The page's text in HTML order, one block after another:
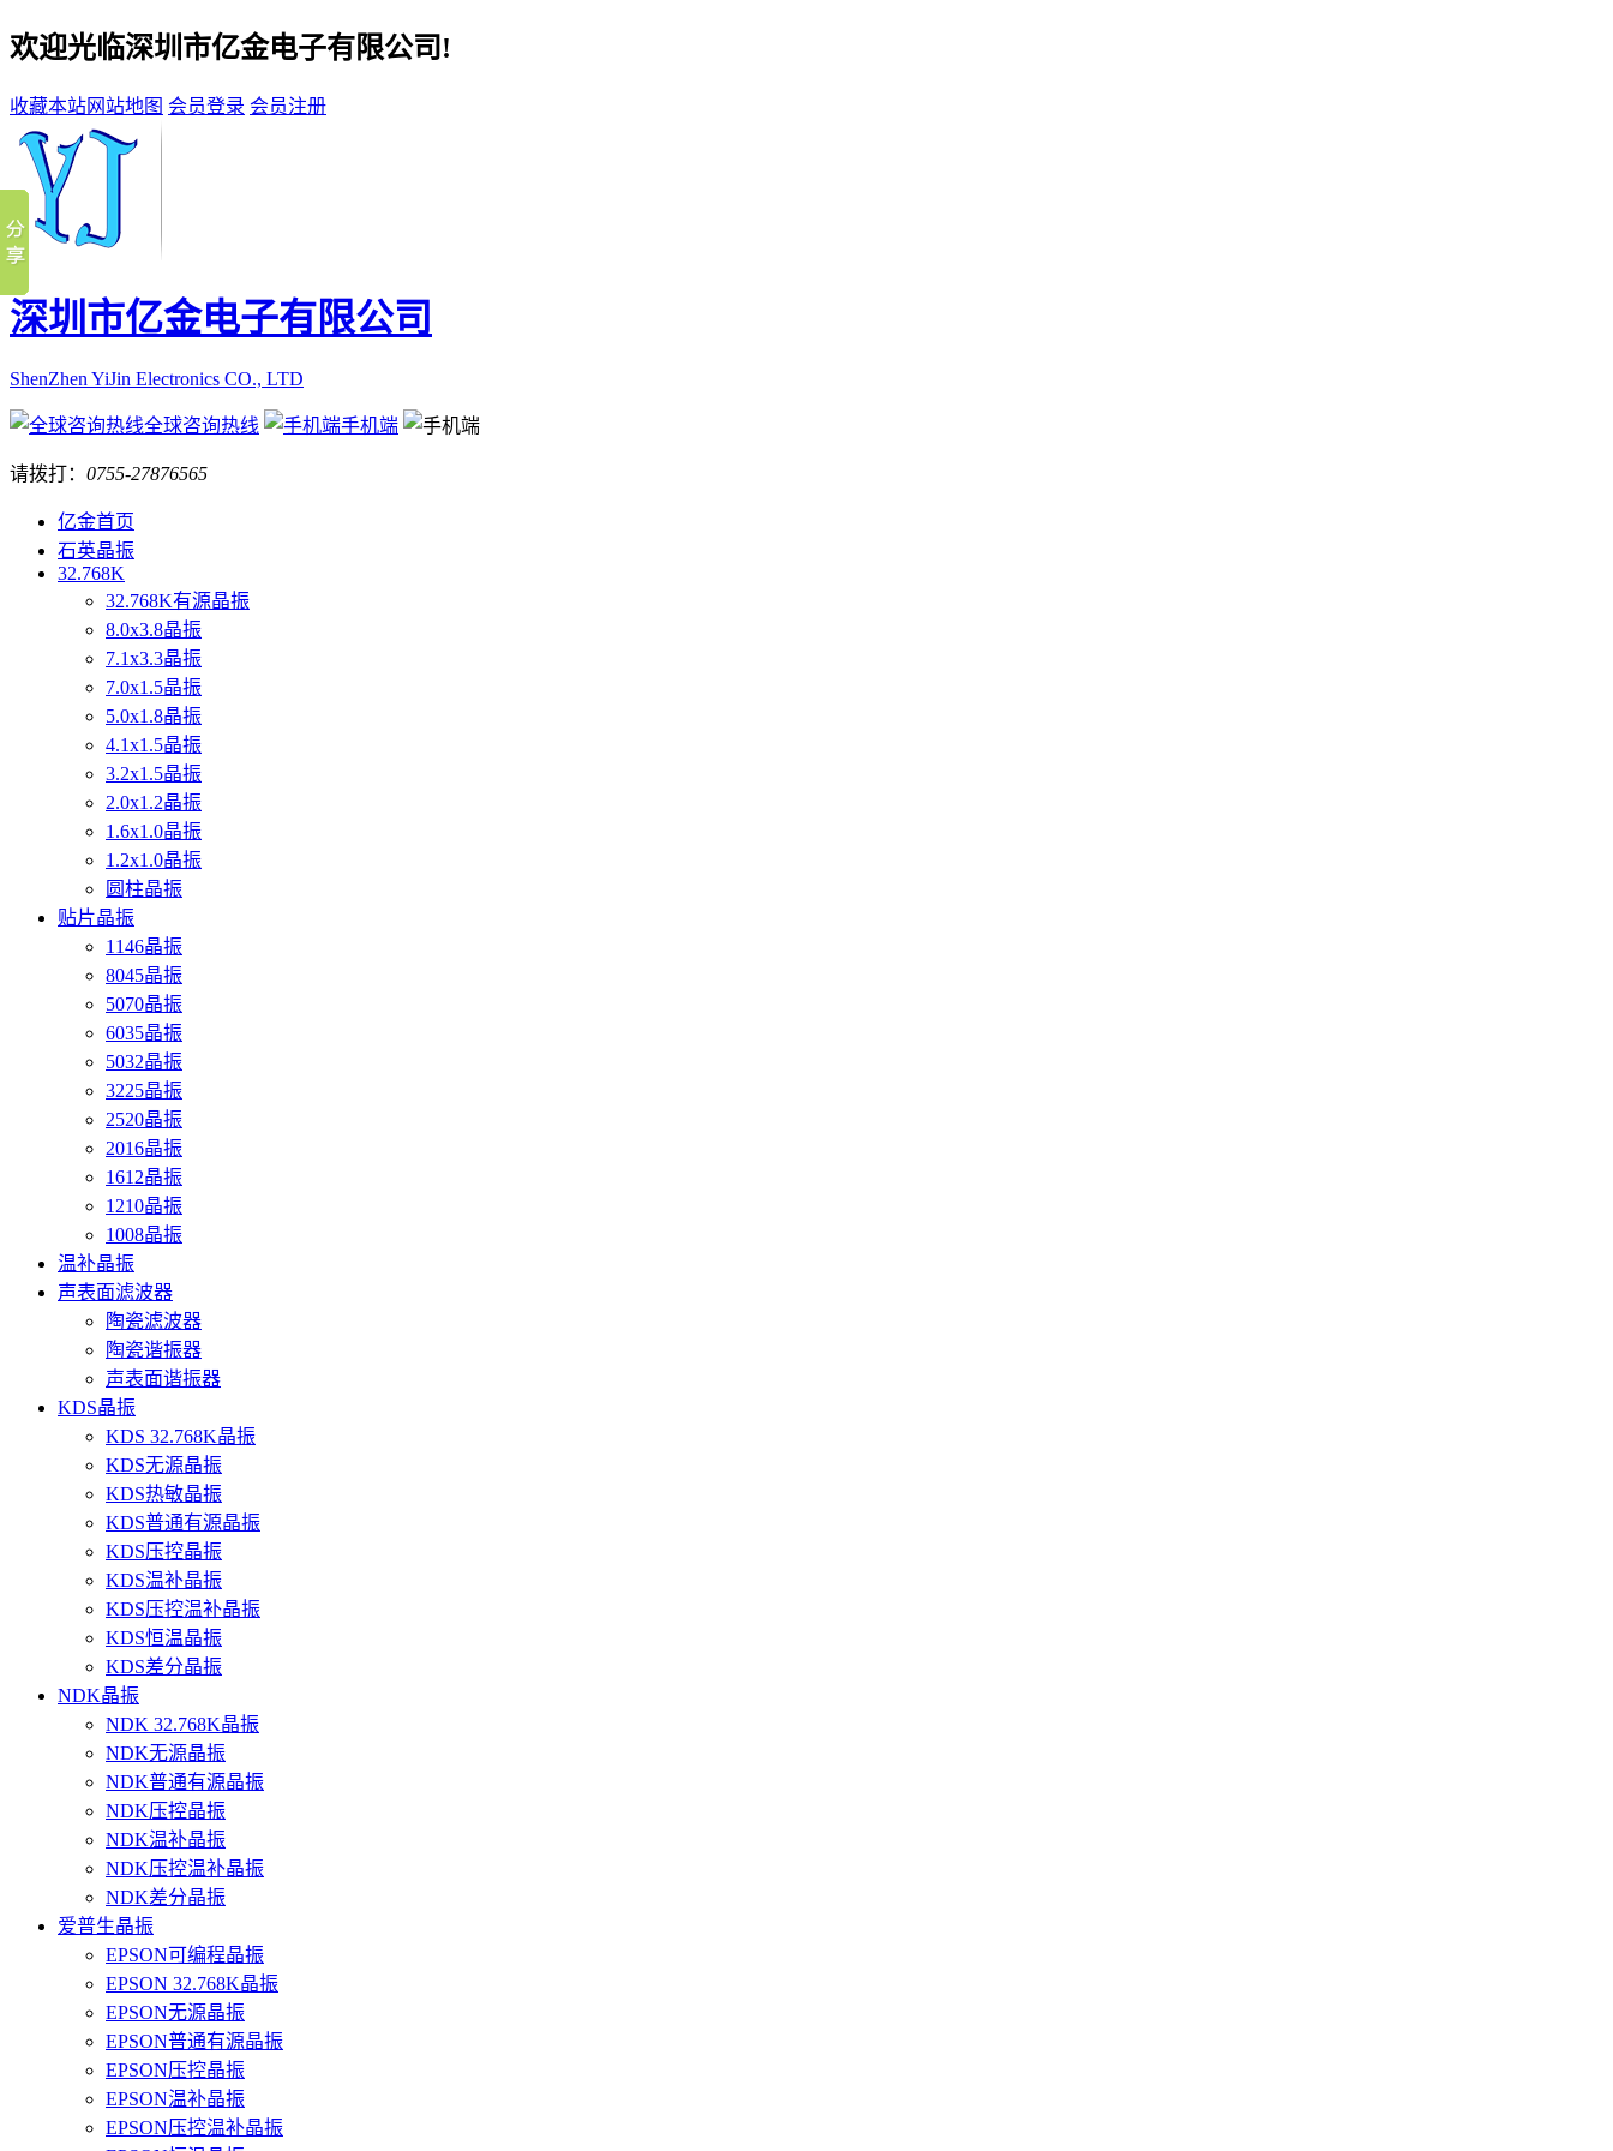
欢迎光临深圳市亿金电子有限公司!
收藏本站网站地图 会员登录 会员注册
深圳市亿金电子有限公司
ShenZhen YiJin Electronics CO., LTD
全球咨询热线 手机端
请拨打： 0755-27876565
亿金首页
石英晶振
32.768K
32.768K有源晶振
8.0x3.8晶振
7.1x3.3晶振
7.0x1.5晶振
5.0x1.8晶振
4.1x1.5晶振
3.2x1.5晶振
2.0x1.2晶振
1.6x1.0晶振
1.2x1.0晶振
圆柱晶振
贴片晶振
1146晶振
8045晶振
5070晶振
6035晶振
5032晶振
3225晶振
2520晶振
2016晶振
1612晶振
1210晶振
1008晶振
温补晶振
声表面滤波器
陶瓷滤波器
陶瓷谐振器
声表面谐振器
KDS晶振
KDS 32.768K晶振
KDS无源晶振
KDS热敏晶振
KDS普通有源晶振
KDS压控晶振
KDS温补晶振
KDS压控温补晶振
KDS恒温晶振
KDS差分晶振
NDK晶振
NDK 32.768K晶振
NDK无源晶振
NDK普通有源晶振
NDK压控晶振
NDK温补晶振
NDK压控温补晶振
NDK差分晶振
爱普生晶振
EPSON可编程晶振
EPSON 32.768K晶振
EPSON无源晶振
EPSON普通有源晶振
EPSON压控晶振
EPSON温补晶振
EPSON压控温补晶振